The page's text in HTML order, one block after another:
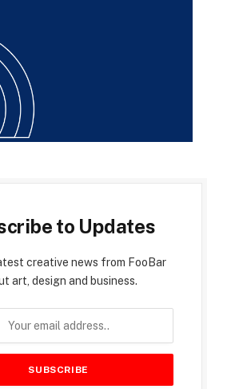
to Updates
creative news from FooBar
art, design and business.